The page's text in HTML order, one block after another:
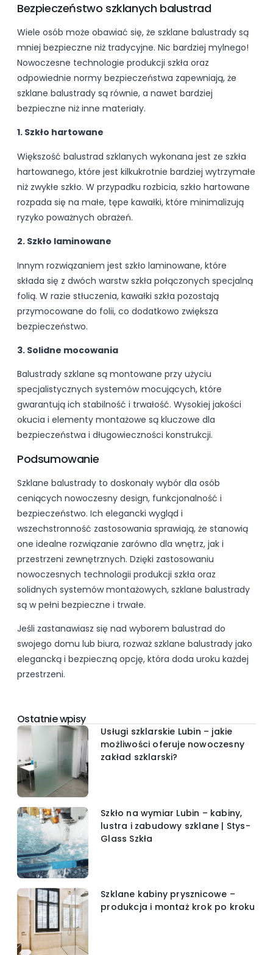
Bezpieczeństwo szklanych balustrad
Wiele osób może obawiać się, że szklane balustrady są
mniej bezpieczne niż tradycyjne. Nic bardziej mylnego!
Nowoczesne technologie produkcji szkła oraz
odpowiednie normy bezpieczeństwa zapewniają, że
szklane balustrady są równie, a nawet bardziej
bezpieczne niż inne materiały.
1. Szkło hartowane
Większość balustrad szklanych wykonana jest ze szkła
hartowanego, które jest kilkukrotnie bardziej wytrzymałe
niż zwykłe szkło. W przypadku rozbicia, szkło hartowane
rozpada się na małe, tępe kawałki, które minimalizują
ryzyko poważnych obrażeń.
2. Szkło laminowane
Innym rozwiązaniem jest szkło laminowane, które
składa się z dwóch warstw szkła połączonych specjalną
folią. W razie stłuczenia, kawałki szkła pozostają
przymocowane do folii, co dodatkowo zwiększa
bezpieczeństwo.
3. Solidne mocowania
Balustrady szklane są montowane przy użyciu
specjalistycznych systemów mocujących, które
gwarantują ich stabilność i trwałość. Wysokiej jakości
okucia i elementy montażowe są kluczowe dla
bezpieczeństwa i długowieczności konstrukcji.
Podsumowanie
Szklane balustrady to doskonały wybór dla osób
ceniących nowoczesny design, funkcjonalność i
bezpieczeństwo. Ich elegancki wygląd i
wszechstronność zastosowania sprawiają, że stanowią
one idealne rozwiązanie zarówno dla wnętrz, jak i
przestrzeni zewnętrznych. Dzięki zastosowaniu
nowoczesnych technologii produkcji szkła oraz
solidnych systemów montażowych, szklane balustrady
są w pełni bezpieczne i trwałe.
Jeśli zastanawiasz się nad wyborem balustrad do
swojego domu lub biura, rozważ szklane balustrady jako
elegancką i bezpieczną opcję, która doda uroku każdej
przestrzeni.
Ostatnie wpisy
Usługi szklarskie Lubin – jakie
możliwości oferuje nowoczesny
zakład szklarski?
Szkło na wymiar Lubin – kabiny,
lustra i zabudowy szklane | Stys-
Glass Szkła
Szklane kabiny prysznicowe –
produkcja i montaż krok po kroku